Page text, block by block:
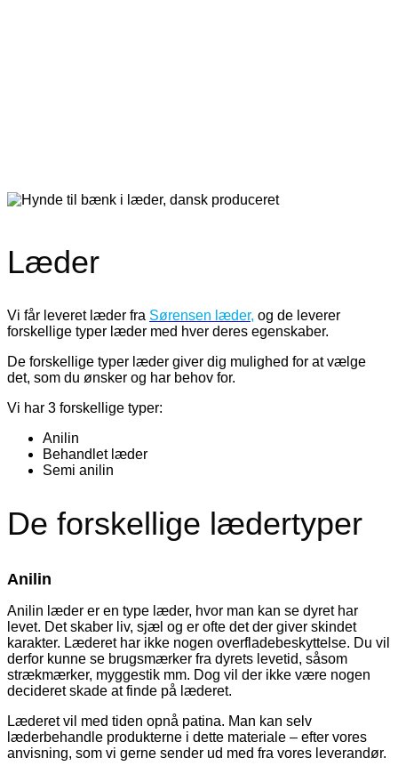
Læder
Vi får leveret læder fra Sørensen læder, og de leverer
forskellige typer læder med hver deres egenskaber.
De forskellige typer læder giver dig mulighed for at vælge
det, som du ønsker og har behov for.
Vi har 3 forskellige typer:
Anilin
Behandlet læder
Semi anilin
De forskellige lædertyper
Anilin
Anilin læder er en type læder, hvor man kan se dyret har
levet. Det skaber liv, sjæl og er ofte det der giver skindet
karakter. Læderet har ikke nogen overfladebeskyttelse. Du vil
derfor kunne se brugsmærker fra dyrets levetid, såsom
strækmærker, myggestik mm. Dog vil der ikke være nogen
decideret skade at finde på læderet.
Læderet vil med tiden opnå patina. Man kan selv
læderbehandle produkterne i dette materiale – efter vores
anvisning, som vi gerne sender ud med fra vores leverandør.